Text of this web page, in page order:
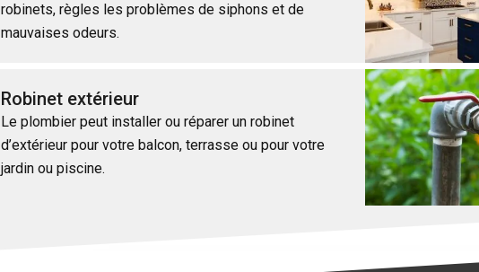
robinets, règles les problèmes de siphons et de
mauvaises odeurs.
Robinet extérieur
Le plombier peut installer ou réparer un robinet
d’extérieur pour votre balcon, terrasse ou pour votre
jardin ou piscine.